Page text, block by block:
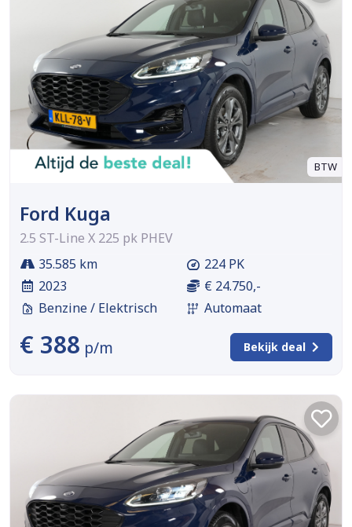
BTW
Ford Kuga
2.5 ST-Line X 225 pk PHEV
35.585 km
2023
Benzine / Elektrisch
224 PK
€ 24.750,-
Automaat
€ 388 p/m Bekijk deal